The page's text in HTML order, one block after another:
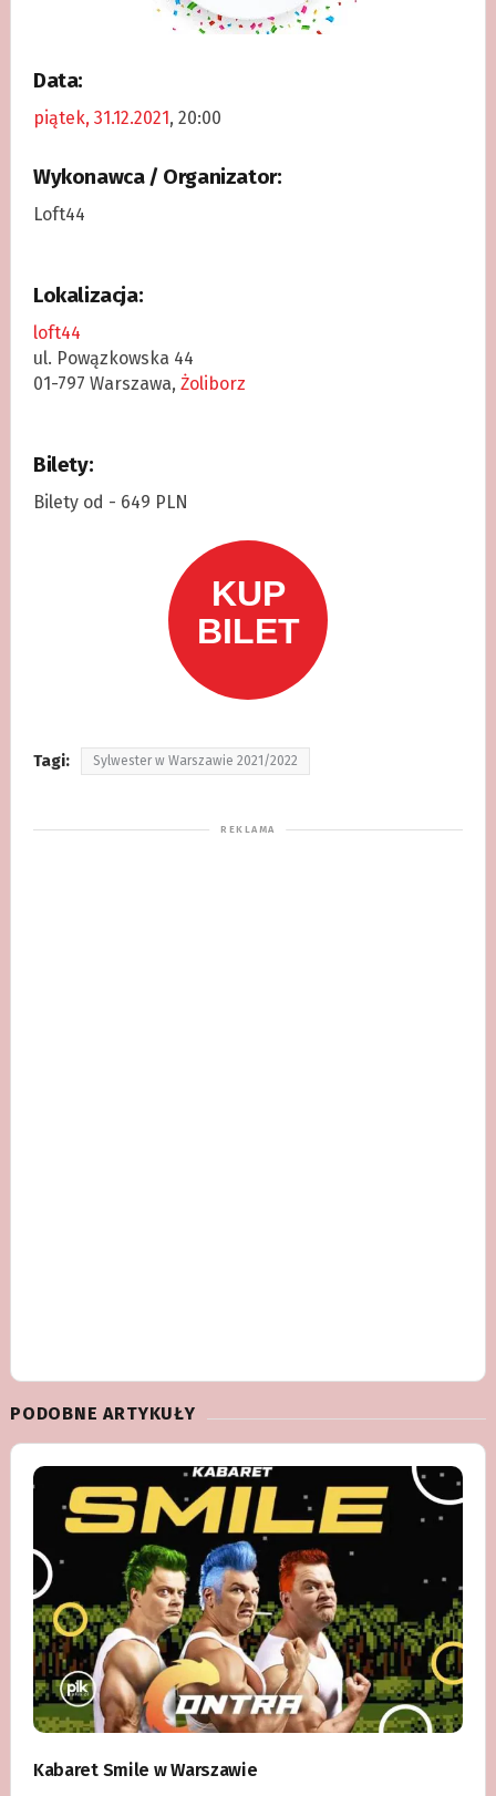
Data:
piątek, 31.12.2021, 20:00
Wykonawca / Organizator:
Loft44
Lokalizacja:
loft44
ul. Powązkowska 44
01-797 Warszawa, Żoliborz
Bilety:
Bilety od - 649 PLN
Tagi: Sylwester w Warszawie 2021/2022
PODOBNE ARTYKUŁY
Kabaret Smile w Warszawie